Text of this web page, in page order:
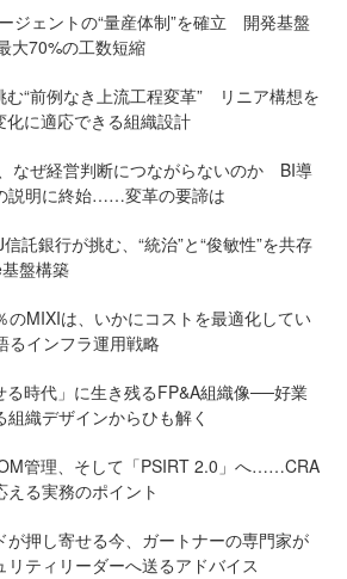
ジェントの“量産体制”を確立 開発基盤
大70%の工数短縮
む“前例なき上流工程変革” リニア構想を
化に適応できる組織設計
なぜ経営判断につながらないのか BI導
説明に終始……変革の要諦は
託銀行が挑む、“統治”と“俊敏性”を共存
盤構築
のMIXIは、いかにコストを最適化してい
るインフラ運用戦略
る時代」に生き残るFP&A組織像──好業
織デザインからひも解く
管理、そして「PSIRT 2.0」へ……CRA
る実務のポイント
が押し寄せる今、ガートナーの専門家が
リティリーダーへ送るアドバイス